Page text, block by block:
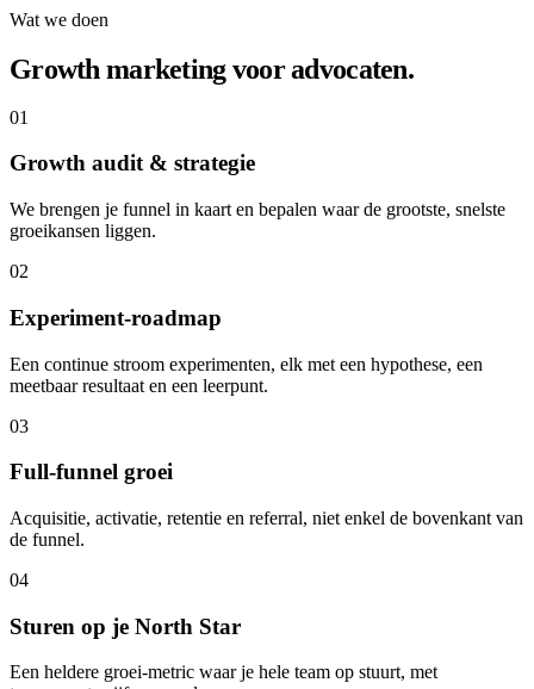
Wat we doen
Growth marketing voor advocaten.
01
Growth audit & strategie
We brengen je funnel in kaart en bepalen waar de grootste, snelste
groeikansen liggen.
02
Experiment-roadmap
Een continue stroom experimenten, elk met een hypothese, een
meetbaar resultaat en een leerpunt.
03
Full-funnel groei
Acquisitie, activatie, retentie en referral, niet enkel de bovenkant van
de funnel.
04
Sturen op je North Star
Een heldere groei-metric waar je hele team op stuurt, met